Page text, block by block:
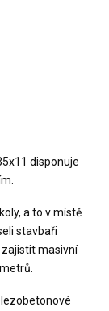
disponuje
a to v místě
stavbaři
masivní